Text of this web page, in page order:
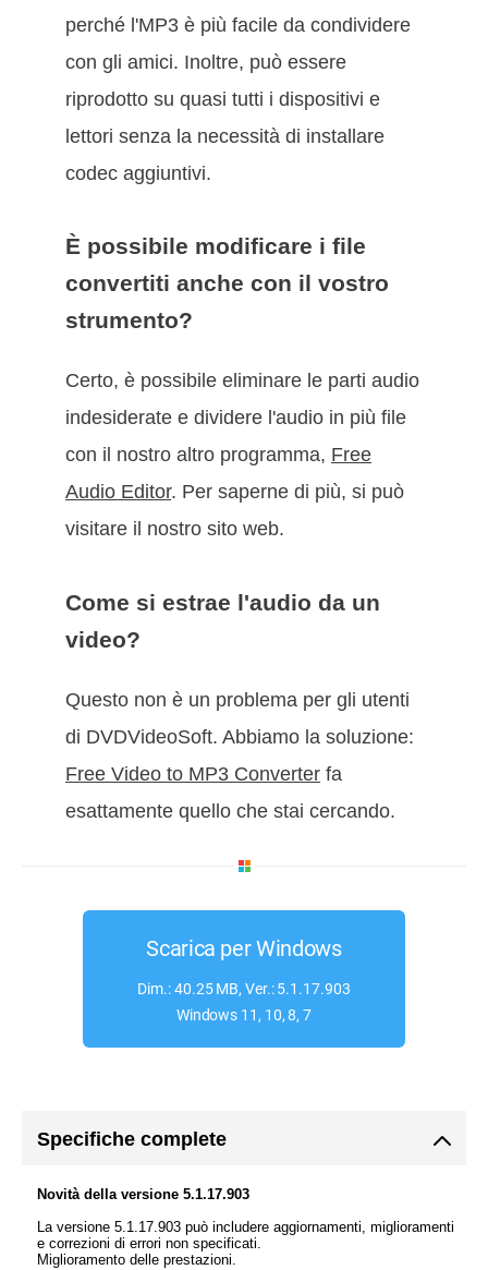
perché l'MP3 è più facile da condividere
con gli amici. Inoltre, può essere
riprodotto su quasi tutti i dispositivi e
lettori senza la necessità di installare
codec aggiuntivi.
È possibile modificare i file
convertiti anche con il vostro
strumento?
Certo, è possibile eliminare le parti audio
indesiderate e dividere l'audio in più file
con il nostro altro programma, Free
Audio Editor. Per saperne di più, si può
visitare il nostro sito web.
Come si estrae l'audio da un
video?
Questo non è un problema per gli utenti
di DVDVideoSoft. Abbiamo la soluzione:
Free Video to MP3 Converter fa
esattamente quello che stai cercando.
Scarica per Windows
Dim.: 40.25 MB, Ver.: 5.1.17.903
Windows 11, 10, 8, 7
Specifiche complete
Novità della versione 5.1.17.903
La versione 5.1.17.903 può includere aggiornamenti, miglioramenti
e correzioni di errori non specificati.
Miglioramento delle prestazioni.